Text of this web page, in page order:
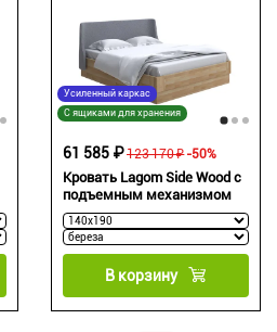
Усиленный каркас
С ящиками для хранения
Кровать Lagom Side Wood с
подъемным механизмом
123 170 ₽
61 585 ₽ -50%
В корзину